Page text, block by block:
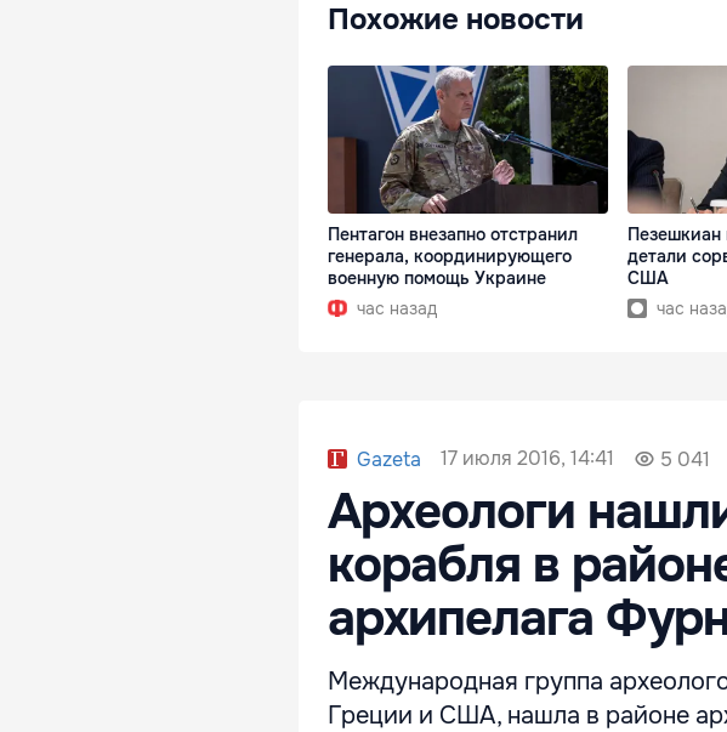
Похожие новости
Пентагон внезапно отстранил
генерала, координирующего
военную помощь Украине
час назад
Пезешкиан
детали
США
час
Gazeta 17 июля 2016, 14:41 5 041
Археологи
корабля в
архипелага
Международная группа
Греции и США, нашла в районе